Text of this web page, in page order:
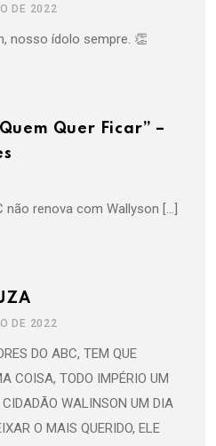
DE 2022
nosso ídolo sempre. 👏
Quer Ficar” –
não renova com Wallyson […]
DE 2022
DO ABC, TEM QUE
COISA, TODO IMPÉRIO UM
WALINSON UM DIA
O MAIS QUERIDO, ELE